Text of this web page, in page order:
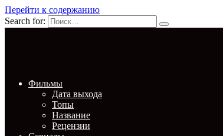
Перейти к содержанию
Search for:
Фильмы
Дата выхода
Топы
Название
Рецензии